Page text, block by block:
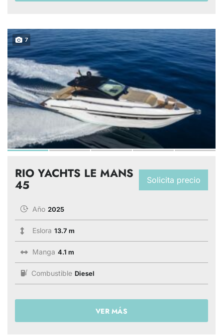
7
Solicita precio
RIO YACHTS LE MANS
45
Año 2025
Eslora 13.7 m
Manga 4.1 m
Combustible Diesel
VER MÁS